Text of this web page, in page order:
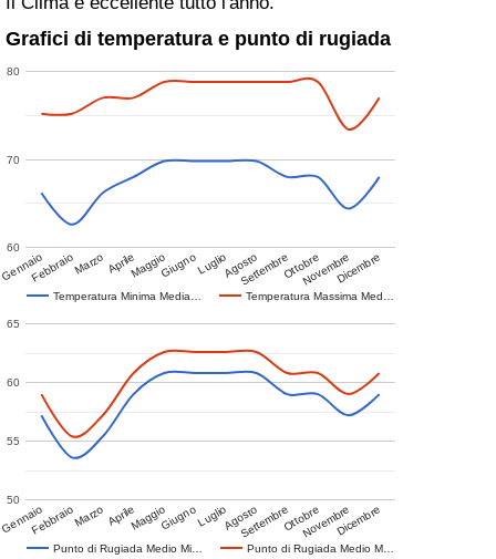
Grafici di temperatura e punto di rugiada
Temperatura Minima Media… Temperatura Massima Med…
GennaioFebbraioMarzo AprileMaggioGiugnoLuglioAgosto
SettembreOttobreNovembreDicembre
60
70
80
Punto di Rugiada Medio Mi… Punto di Rugiada Medio M…
GennaioFebbraioMarzo AprileMaggioGiugnoLuglioAgosto
SettembreOttobreNovembreDicembre
50
55
60
65